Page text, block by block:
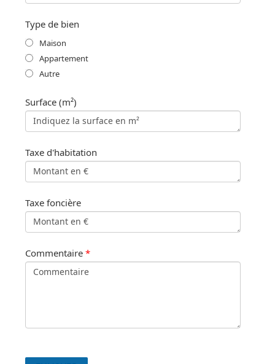
Type de bien
Maison
Appartement
Autre
Surface (m²)
Taxe d'habitation
Taxe foncière
Commentaire *